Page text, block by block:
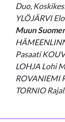
Duo,
YLÖJÄRVI Elo
Muun
Pasaati
LOHJA Lohi
ROVANIEMI
TORNIO